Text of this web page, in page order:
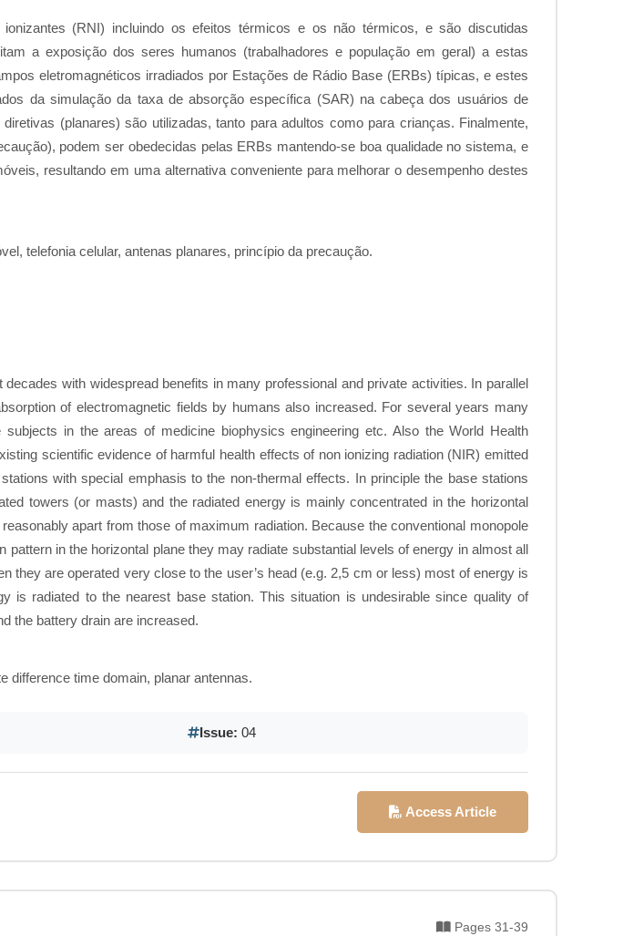
(RNI) incluindo os efeitos térmicos e os não térmicos, e são discutidas
a exposição dos seres humanos (trabalhadores e população em geral) a estas
eletromagnéticos irradiados por Estações de Rádio Base (ERBs) típicas, e estes
da simulação da taxa de absorção específica (SAR) na cabeça dos usuários de
(planares) são utilizadas, tanto para adultos como para crianças. Finalmente,
podem ser obedecidas pelas ERBs mantendo-se boa qualidade no sistema, e
resultando em uma alternativa conveniente para melhorar o desempenho destes
telefonia celular, antenas planares, princípio da precaução.
with widespread benefits in many professional and private activities. In parallel
of electromagnetic fields by humans also increased. For several years many
in the areas of medicine biophysics engineering etc. Also the World Health
scientific evidence of harmful health effects of non ionizing radiation (NIR) emitted
with special emphasis to the non-thermal effects. In principle the base stations
towers (or masts) and the radiated energy is mainly concentrated in the horizontal
apart from those of maximum radiation. Because the conventional monopole
in the horizontal plane they may radiate substantial levels of energy in almost all
are operated very close to the user’s head (e.g. 2,5 cm or less) most of energy is
radiated to the nearest base station. This situation is undesirable since quality of
the battery drain are increased.
difference time domain, planar antennas.
Issue: 04
Access Article
Pages 31-39